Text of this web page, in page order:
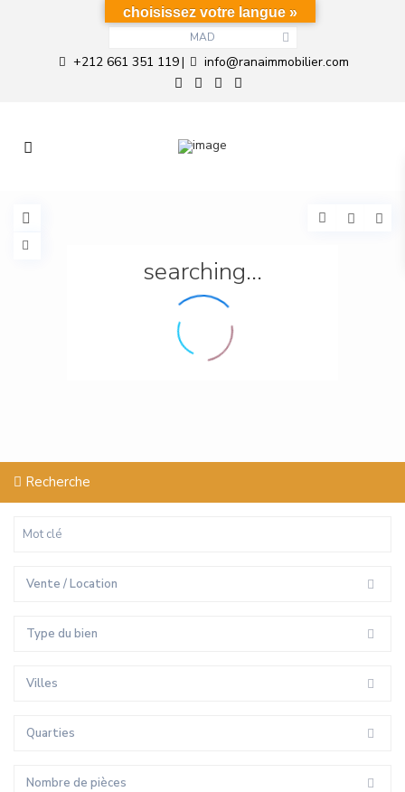
MAD
+212 661 351 119| info@ranaimmobilier.com
searching...
Recherche
Vente / Location
Type du bien
Villes
Quarties
Nombre de pièces
choisissez votre langue »